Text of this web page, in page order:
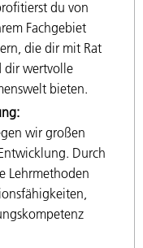
du von
Fachgebiet
die dir mit Rat
dir wertvolle
bieten.
wir großen
Durch
Lehrmethoden